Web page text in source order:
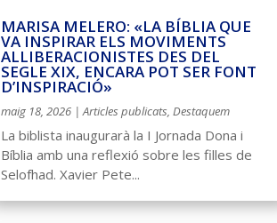
MARISA MELERO: «LA BÍBLIA QUE
VA INSPIRAR ELS MOVIMENTS
ALLIBERACIONISTES DES DEL
SEGLE XIX, ENCARA POT SER FONT
D’INSPIRACIÓ»
maig 18, 2026 |Articles publicats,Destaquem
La biblista inaugurarà la I Jornada Dona i
Bíblia amb una reflexió sobre les filles de
Selofhad. Xavier Pete...